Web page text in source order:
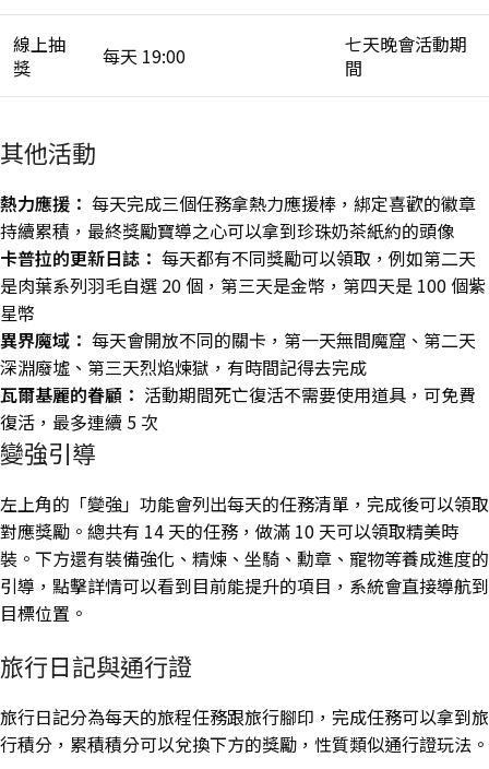
線上抽
獎
每天 19:00
七天晚會活動期
間
其他活動
熱力應援： 每天完成三個任務拿熱力應援棒，綁定喜歡的徽章
持續累積，最終獎勵寶導之心可以拿到珍珠奶茶紙約的頭像
卡普拉的更新日誌： 每天都有不同獎勵可以領取，例如第二天
是肉葉系列羽毛自選 20 個，第三天是金幣，第四天是 100 個紫
星幣
異界魔域： 每天會開放不同的關卡，第一天無間魔窟、第二天
深淵廢墟、第三天烈焰煉獄，有時間記得去完成
瓦爾基麗的眷顧： 活動期間死亡復活不需要使用道具，可免費
復活，最多連續 5 次
變強引導
左上角的「變強」功能會列出每天的任務清單，完成後可以領取
對應獎勵。總共有 14 天的任務，做滿 10 天可以領取精美時
裝。下方還有裝備強化、精煉、坐騎、勳章、寵物等養成進度的
引導，點擊詳情可以看到目前能提升的項目，系統會直接導航到
目標位置。
旅行日記與通行證
旅行日記分為每天的旅程任務跟旅行腳印，完成任務可以拿到旅
行積分，累積積分可以兌換下方的獎勵，性質類似通行證玩法。